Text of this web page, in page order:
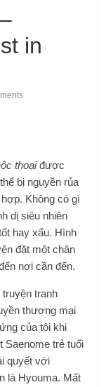
in
thoạiđược
bị nguyền rủa
Không có gì
dị siêu nhiên
hay xấu. Hình
đặt một chân
nơi cần đến.
tranh
thương mại
của tôi khi
Saenome trẻ tuổi
quyết với
là Hyouma. Mất